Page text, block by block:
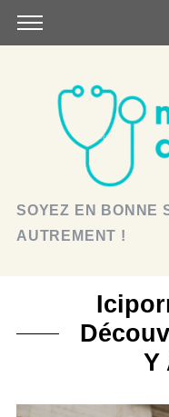
SOYEZ EN BONNE
AUTREMENT !
Y